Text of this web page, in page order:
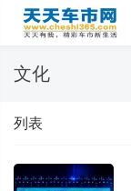
文化
列表